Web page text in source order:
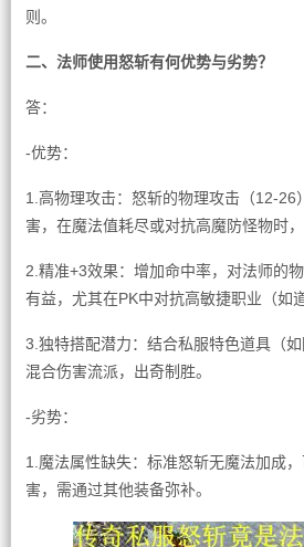
则。
二、法师使用怒斩有何优势与劣势？
答：
-优势：
1.高物理攻击：怒斩的物理攻击（12-26
害，在魔法值耗尽或对抗高魔防怪物时
2.精准+3效果：增加命中率，对法师的
有益，尤其在PK中对抗高敏捷职业（如
3.独特搭配潜力：结合私服特色道具（
混合伤害流派，出奇制胜。
-劣势：
1.魔法属性缺失：标准怒斩无魔法加成
害，需通过其他装备弥补。